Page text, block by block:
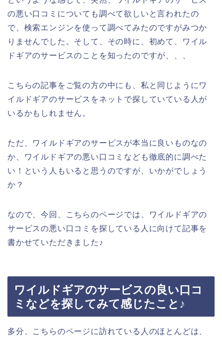
の悪い口コミについても調べて欲しいと言われたの
で、検索エンジンを使って調べてみたのですがみつか
りませんでした。そして、その時に、初めて、ワイル
ドギアのサービスのことを知ったのですが、、、
こちらの記事をご覧の方の中にも、私と同じようにワ
イルドギアのサービスをネットで探していている人が
いるかもしれません。
ただ、ワイルドギアのサービスが本当に良いものなの
か、ワイルドギアの悪い口コミなども徹底的に調べた
い！という人もいると思うのですが、いかがでしょう
か？
なので、今回、こちらのページでは、ワイルドギアの
サービスの悪い口コミを探している人に向けて記事を
書かせていただきました♪
ワイルドギアのサービスの良い口コ
ミなどを探してみて感じたこと♪
多分、こちらのページに訪れている人のほとんどは、